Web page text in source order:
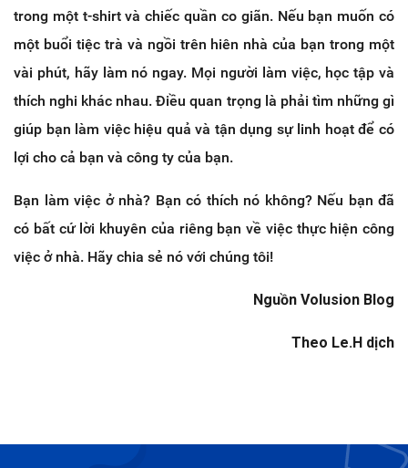
trong một t-shirt và chiếc quần co giãn. Nếu bạn muốn có
một buổi tiệc trà và ngồi trên hiên nhà của bạn trong một
vài phút, hãy làm nó ngay. Mọi người làm việc, học tập và
thích nghi khác nhau. Điều quan trọng là phải tìm những gì
giúp bạn làm việc hiệu quả và tận dụng sự linh hoạt để có
lợi cho cả bạn và công ty của bạn.
Bạn làm việc ở nhà? Bạn có thích nó không? Nếu bạn đã
có bất cứ lời khuyên của riêng bạn về việc thực hiện công
việc ở nhà. Hãy chia sẻ nó với chúng tôi!
Nguồn Volusion Blog
Theo Le.H dịch